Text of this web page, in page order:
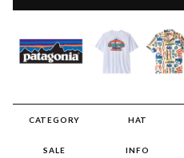
CATEGORY HAT
SALE INFO